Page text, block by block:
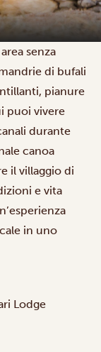
culturali
senza
di bufali
pianure
puoi vivere
durante
canoa
il villaggio di
e vita
in uno
Lodge